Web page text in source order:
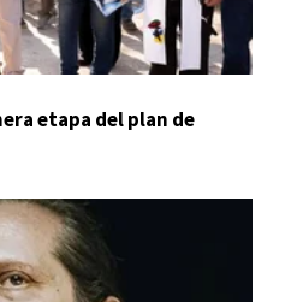
etapa del plan de